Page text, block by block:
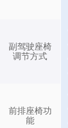
副驾驶座椅
调节方式
前排座椅功
能